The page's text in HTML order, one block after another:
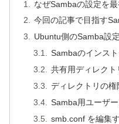
なぜSambaの設定を
今回の記事で目指す
Ubuntu側のSamba設
Sambaのインス
共有用ディレクト
ディレクトリの権
Samba用ユーザ
smb.conf を編集